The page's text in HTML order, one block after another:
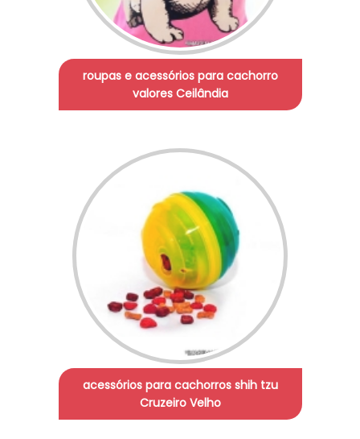
roupas e acessórios para cachorro
valores Ceilândia
acessórios para cachorros shih tzu
Cruzeiro Velho